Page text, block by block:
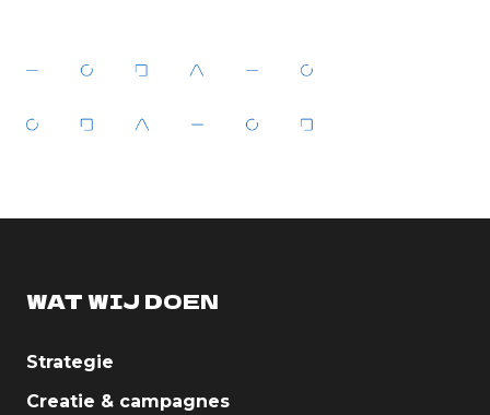
WAT WIJ DOEN
Strategie
Creatie & campagnes